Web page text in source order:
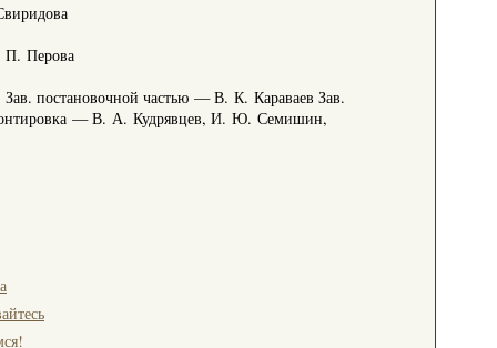
П. Перова
постановочной частью — В. К. Караваев Зав.
— В. А. Кудрявцев, И. Ю. Семишин,